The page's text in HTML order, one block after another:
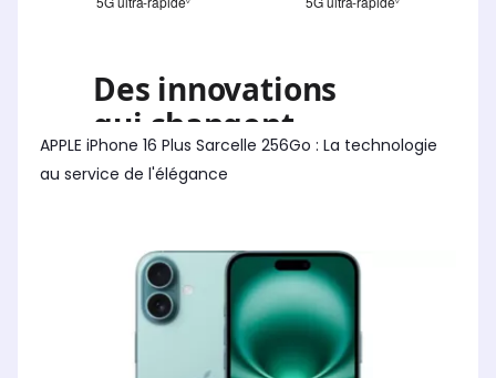
APPLE iPhone 16 Plus Sarcelle 256Go : La technologie
au service de l'élégance